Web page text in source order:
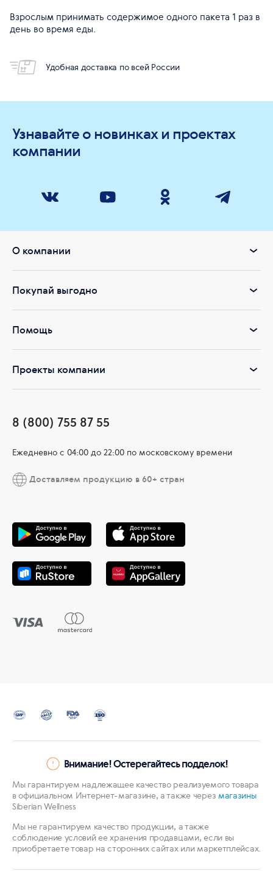
Взрослым принимать содержимое одного пакета 1 раз в
день во время еды.
Удобная доставка по всей России
Узнавайте о новинках и проектах
компании
О компании
Покупай выгодно
Помощь
Проекты компании
8 (800) 755 87 55
Ежедневно c 04:00 до 22:00 по московскому времени
Доставляем продукцию в 60+ стран
Внимание! Остерегайтесь подделок!
Мы гарантируем надлежащее качество реализуемого товара
в официальном Интернет-магазине, а также через магазины
Siberian Wellness
Мы не гарантируем качество продукции, а также
соблюдение условий ее хранения продавцами, если вы
приобретаете товар на сторонних сайтах или маркетплейсах.